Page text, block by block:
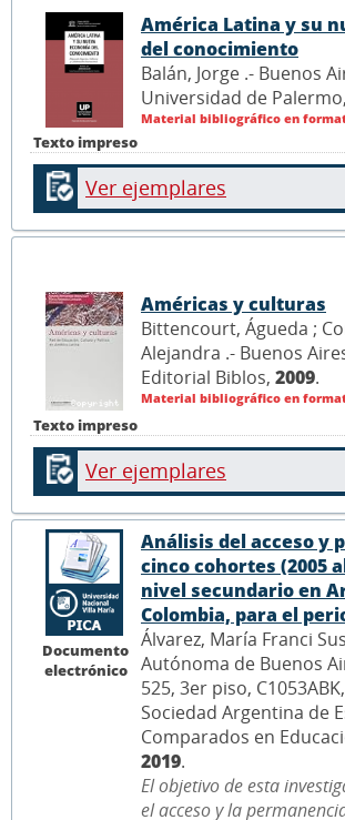
Texto impreso
América Latina y su
del conocimiento
Balán, Jorge .- Buenos
Universidad de Palermo,
Material bibliográfico en
Ver ejemplares
Texto impreso
Américas y culturas
Bittencourt, Águeda ;
Alejandra .- Buenos
Editorial Biblos, 2009.
Material bibliográfico en
Ver ejemplares
Documento
electrónico
Análisis del acceso y
cinco cohortes (2005
nivel secundario en
Colombia, para el
Álvarez, María Franci
Autónoma de Buenos
525, 3er piso,
Sociedad Argentina de
Comparados en
2019.
El objetivo de esta
el acceso y la